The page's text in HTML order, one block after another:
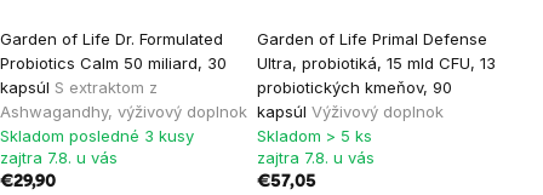
Garden of Life Dr. Formulated
Probiotics Calm 50 miliard, 30
kapsúl S extraktom z
Ashwagandhy, výživový doplnok
Skladom posledné 3 kusy
zajtra 7.8. u vás
€29,90
Garden of Life Primal Defense
Ultra, probiotiká, 15 mld CFU, 13
probiotických kmeňov, 90
kapsúl Výživový doplnok
Skladom > 5 ks
zajtra 7.8. u vás
€57,05